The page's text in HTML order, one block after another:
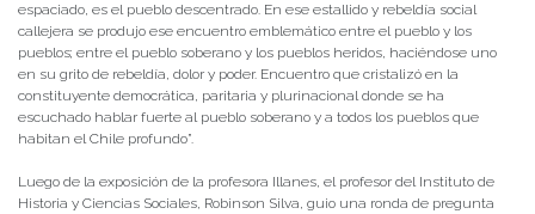
espaciado, es el pueblo descentrado. En ese estallido y rebeldía social
callejera se produjo ese encuentro emblemático entre el pueblo y los
pueblos; entre el pueblo soberano y los pueblos heridos, haciéndose uno
en su grito de rebeldía, dolor y poder. Encuentro que cristalizó en la
constituyente democrática, paritaria y plurinacional donde se ha
escuchado hablar fuerte al pueblo soberano y a todos los pueblos que
habitan el Chile profundo”.
Luego de la exposición de la profesora Illanes, el profesor del Instituto de
Historia y Ciencias Sociales, Robinson Silva, guio una ronda de pregunta